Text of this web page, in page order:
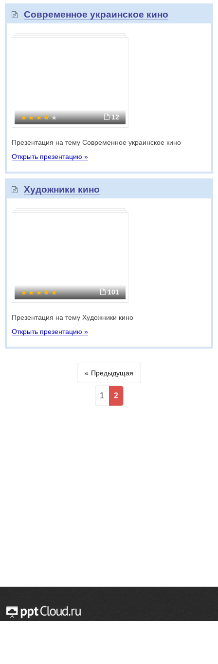
Современное украинское кино
12
Презентация на тему Современное украинское кино
Открыть презентацию »
Художники кино
101
Презентация на тему Художники кино
Открыть презентацию »
Предыдущая
1 2